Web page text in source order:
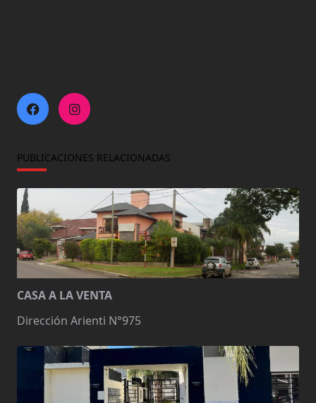
PUBLICACIONES RELACIONADAS
CASA A LA VENTA
Dirección Arienti N°975